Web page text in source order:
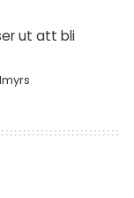
ut att bli